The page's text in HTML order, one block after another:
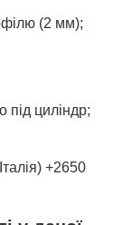
(2 мм);
циліндр;
+2650